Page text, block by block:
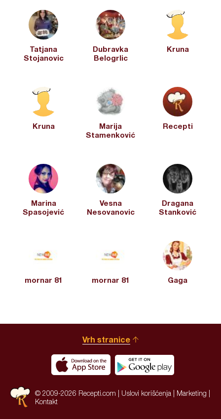
Tatjana
Stojanovic
Dubravka
Belogrlic
Kruna
Kruna
Marija
Stamenković
Recepti
Marina
Spasojević
Vesna
Nesovanovic
Dragana
Stanković
mornar 81 mornar 81 Gaga
Vrh stranice
© 2009-2026 Recepti.com | Uslovi korišćenja Marketing
Kontakt